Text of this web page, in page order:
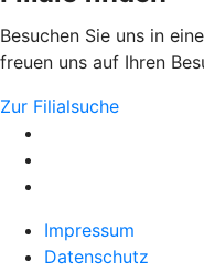
Besuchen Sie uns in
freuen uns auf Ihren
Zur Filialsuche
Impressum
Datenschutz